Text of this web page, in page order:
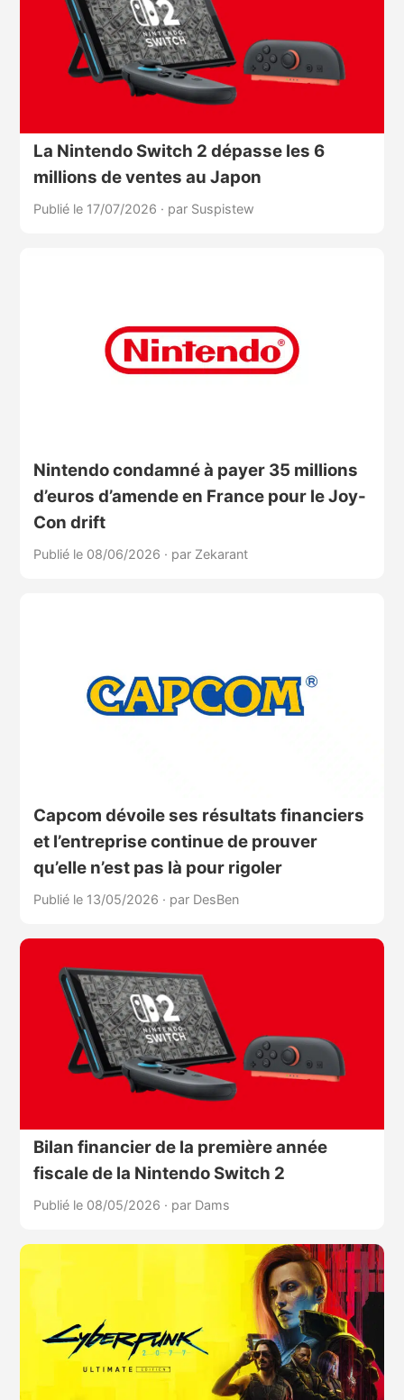
La Nintendo Switch 2 dépasse les 6
millions de ventes au Japon
Publié le 17/07/2026 · par Suspistew
Nintendo condamné à payer 35 millions
d’euros d’amende en France pour le Joy-
Con drift
Publié le 08/06/2026 · par Zekarant
Capcom dévoile ses résultats financiers
et l’entreprise continue de prouver
qu’elle n’est pas là pour rigoler
Publié le 13/05/2026 · par DesBen
Bilan financier de la première année
fiscale de la Nintendo Switch 2
Publié le 08/05/2026 · par Dams